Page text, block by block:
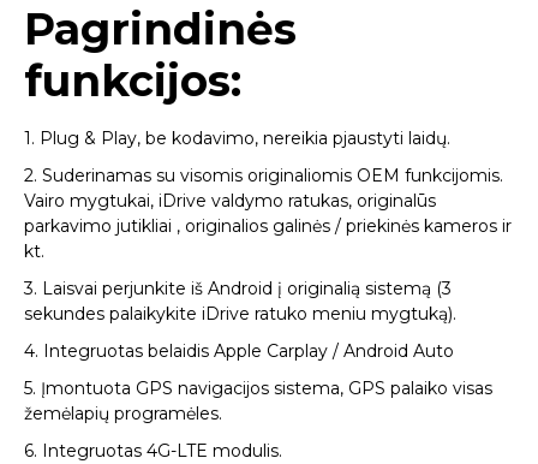
Pagrindinės
funkcijos:
1. Plug & Play, be kodavimo, nereikia pjaustyti laidų.
2. Suderinamas su visomis originaliomis OEM funkcijomis.
Vairo mygtukai, iDrive valdymo ratukas, originalūs
parkavimo jutikliai , originalios galinės / priekinės kameros ir
kt.
3. Laisvai perjunkite iš Android į originalią sistemą (3
sekundes palaikykite iDrive ratuko meniu mygtuką).
4. Integruotas belaidis Apple Carplay / Android Auto
5. Įmontuota GPS navigacijos sistema, GPS palaiko visas
žemėlapių programėles.
6. Integruotas 4G-LTE modulis.